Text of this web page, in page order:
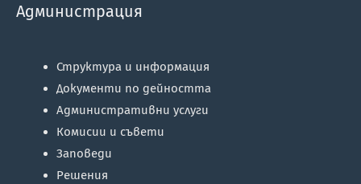
Администрация
Структура и информация
Документи по дейността
Административни услуги
Комисии и съвети
Заповеди
Решения